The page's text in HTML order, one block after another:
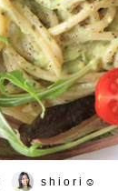
s h i o r i ☺︎